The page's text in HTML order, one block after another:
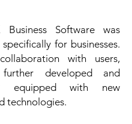
Business Software was
for businesses.
with users,
developed and
equipped with new
technologies.